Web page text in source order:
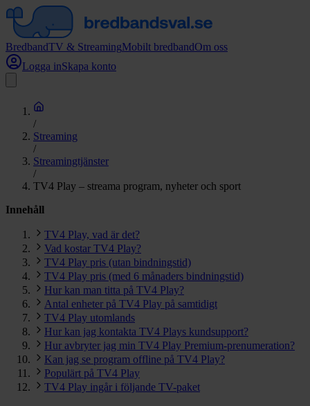
BredbandTV & StreamingMobilt bredbandOm oss
Logga inSkapa konto
/
Streaming
/
Streamingtjänster
/
TV4 Play – streama program, nyheter och sport
Innehåll
TV4 Play, vad är det?
Vad kostar TV4 Play?
TV4 Play pris (utan bindningstid)
TV4 Play pris (med 6 månaders bindningstid)
Hur kan man titta på TV4 Play?
Antal enheter på TV4 Play på samtidigt
TV4 Play utomlands
Hur kan jag kontakta TV4 Plays kundsupport?
Hur avbryter jag min TV4 Play Premium-prenumeration?
Kan jag se program offline på TV4 Play?
Populärt på TV4 Play
TV4 Play ingår i följande TV-paket